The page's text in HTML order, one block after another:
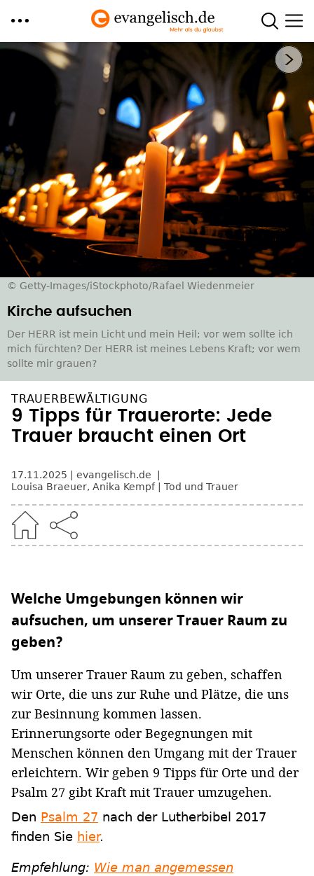
Direkt
Nächstes Bild
© Getty-Images/iStockphoto/Rafael Wiedenmeier
Kirche aufsuchen
Der HERR ist mein Licht und mein Heil; vor wem sollte ich
mich fürchten? Der HERR ist meines Lebens Kraft; vor wem
sollte mir grauen?
TRAUERBEWÄLTIGUNG
9 Tipps für Trauerorte: Jede
Trauer braucht einen Ort
17.11.2025
evangelisch.de
Louisa Braeuer, Anika Kempf Tod und Trauer
Welche Umgebungen können wir
aufsuchen, um unserer Trauer Raum zu
geben?
Um unserer Trauer Raum zu geben, schaffen
wir Orte, die uns zur Ruhe und Plätze, die uns
zur Besinnung kommen lassen.
Erinnerungsorte oder Begegnungen mit
Menschen können den Umgang mit der Trauer
erleichtern. Wir geben 9 Tipps für Orte und der
Psalm 27 gibt Kraft mit Trauer umzugehen.
Den Psalm 27 nach der Lutherbibel 2017
finden Sie hier.
Empfehlung: Wie man angemessen